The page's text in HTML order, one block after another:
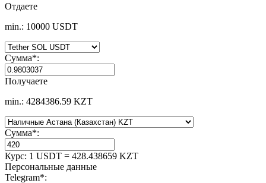
Отдаете
min.: 10000 USDT
Сумма*:
Получаете
min.: 4284386.59 KZT
Сумма*:
Курс: 1 USDT = 428.438659 KZT
Персональные данные
Telegram*: